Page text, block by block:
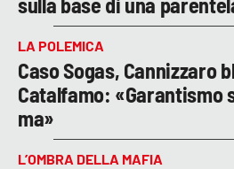
LA POLEMICA
Caso Sogas, Cannizzaro
Catalfamo: «Garantismo
ma»
L’OMBRA DELLA MAFIA